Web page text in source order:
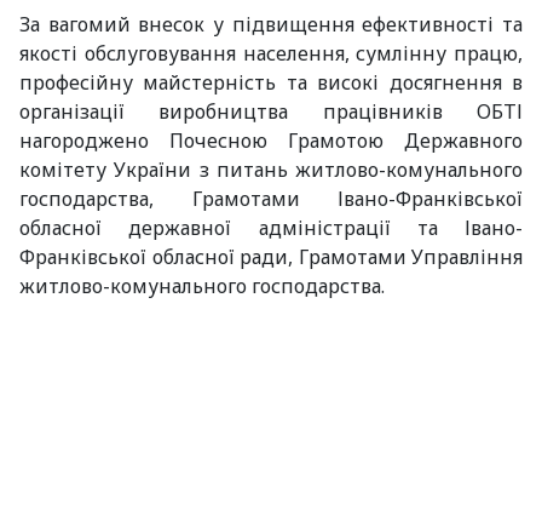
За вагомий внесок у підвищення ефективності та
якості обслуговування населення, сумлінну працю,
професійну майстерність та високі досягнення в
організації виробництва працівників ОБТІ
нагороджено Почесною Грамотою Державного
комітету України з питань житлово-комунального
господарства, Грамотами Івано-Франківської
обласної державної адміністрації та Івано-
Франківської обласної ради, Грамотами Управління
житлово-комунального господарства.